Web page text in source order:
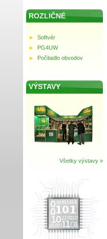
ROZLIČNÉ
Softvér
PG4UW
Počitadlo obvodov
VÝSTAVY
Všetky výstavy »